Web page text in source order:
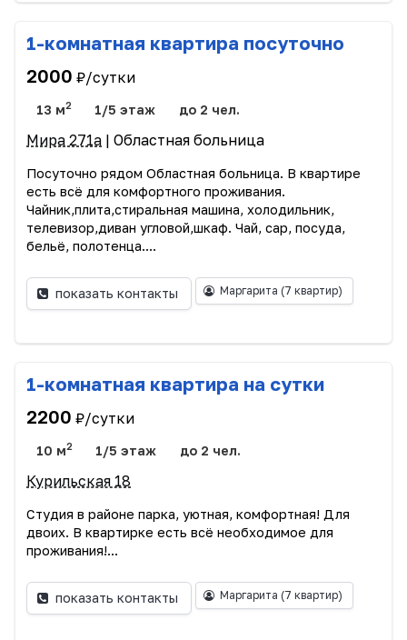
1-комнатная квартира посуточно
2000 ₽/сутки
13 м2 1/5 этаж до 2 чел.
Мира 271а | Областная больница
Посуточно рядом Областная больница. В квартире
есть всё для комфортного проживания.
Чайник,плита,стиральная машина, холодильник,
телевизор,диван угловой,шкаф. Чай, сар, посуда,
бельё, полотенца....
показать контакты Маргарита (7 квартир)
1-комнатная квартира на сутки
2200 ₽/сутки
10 м2 1/5 этаж до 2 чел.
Курильская 18
Студия в районе парка, уютная, комфортная! Для
двоих. В квартирке есть всё необходимое для
проживания!...
показать контакты Маргарита (7 квартир)